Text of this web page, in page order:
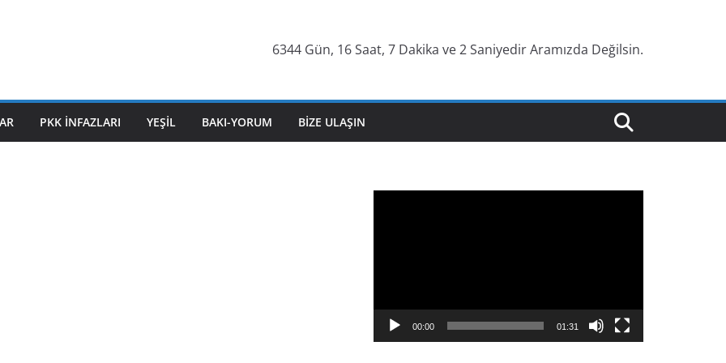
6344 Gün, 16 Saat, 7 Dakika ve 3 Saniyedir Aramızda Değilsin.
PKK İNFAZLARI YEŞIL BAKI-YORUM BIZE ULAŞIN
n
00:00 01:31